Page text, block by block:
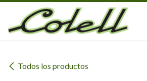
Ir al contenido
Todos los productos